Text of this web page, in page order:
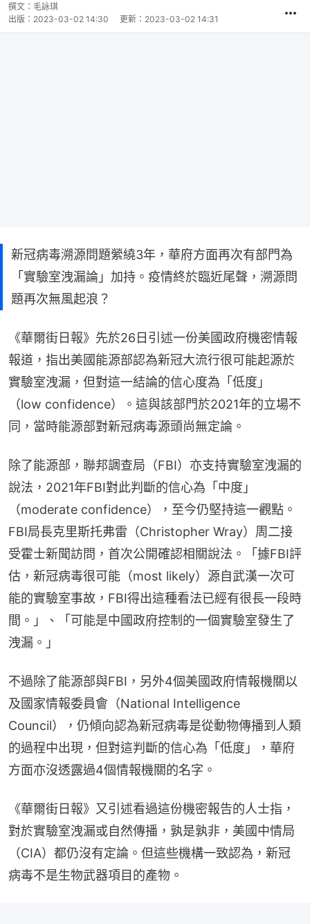
撰文： 毛詠琪
出版： 2023-03-02 14:30 更新： 2023-03-02 14:31
新冠病毒溯源問題縈繞3年，華府方面再次有部門為
「實驗室洩漏論」加持。疫情終於臨近尾聲，溯源問
題再次無風起浪？
《華爾街日報》先於26日引述一份美國政府機密情報
報道，指出美國能源部認為新冠大流行很可能起源於
實驗室洩漏，但對這一結論的信心度為「低度」
（low confidence）。這與該部門於2021年的立場不
同，當時能源部對新冠病毒源頭尚無定論。
除了能源部，聯邦調查局（FBI）亦支持實驗室洩漏的
說法，2021年FBI對此判斷的信心為「中度」
（moderate confidence），至今仍堅持這一觀點。
FBI局長克里斯托弗雷（Christopher Wray）周二接
受霍士新聞訪問，首次公開確認相關說法。「據FBI評
估，新冠病毒很可能（most likely）源自武漢一次可
能的實驗室事故，FBI得出這種看法已經有很長一段時
間。」、「可能是中國政府控制的一個實驗室發生了
洩漏。」
不過除了能源部與FBI，另外4個美國政府情報機關以
及國家情報委員會（National Intelligence
Council），仍傾向認為新冠病毒是從動物傳播到人類
的過程中出現，但對這判斷的信心為「低度」，華府
方面亦沒透露過4個情報機關的名字。
《華爾街日報》又引述看過這份機密報告的人士指，
對於實驗室洩漏或自然傳播，孰是孰非，美國中情局
（CIA）都仍沒有定論。但這些機構一致認為，新冠
病毒不是生物武器項目的產物。